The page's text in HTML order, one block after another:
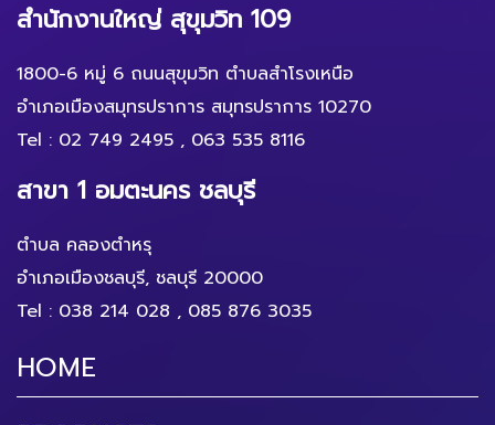
สำนักงานใหญ่ สุขุมวิท 109
1800-6 หมู่ 6 ถนนสุขุมวิท ตำบลสำโรงเหนือ
อำเภอเมืองสมุทรปราการ สมุทรปราการ 10270
Tel : 02 749 2495 , 063 535 8116
สาขา 1 อมตะนคร ชลบุรี
ตำบล คลองตำหรุ
อำเภอเมืองชลบุรี, ชลบุรี 20000
Tel : 038 214 028 , 085 876 3035
HOME